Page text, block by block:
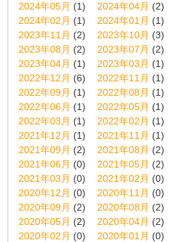
2024年05月 (1) 2024年04月 (2)
2024年02月 (1) 2024年01月 (1)
2023年11月 (2) 2023年10月 (3)
2023年08月 (2) 2023年07月 (2)
2023年04月 (1) 2023年03月 (1)
2022年12月 (6) 2022年11月 (1)
2022年09月 (1) 2022年08月 (1)
2022年06月 (1) 2022年05月 (1)
2022年03月 (1) 2022年02月 (1)
2021年12月 (1) 2021年11月 (1)
2021年09月 (2) 2021年08月 (2)
2021年06月 (0) 2021年05月 (2)
2021年03月 (0) 2021年02月 (0)
2020年12月 (0) 2020年11月 (0)
2020年09月 (2) 2020年08月 (2)
2020年05月 (2) 2020年04月 (2)
2020年02月 (0) 2020年01月 (0)